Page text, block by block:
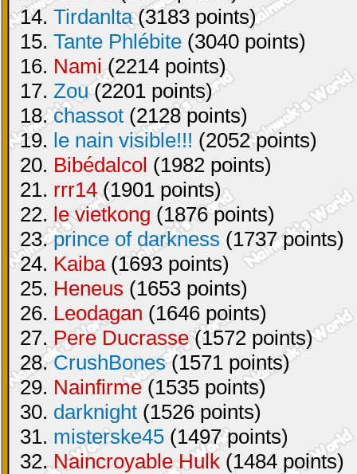
14. Tirdanlta(3183 points)
15. Tante Phlébite (3040 points)
16. Nami(2214 points)
17. Zou(2201 points)
18.chassot (2128 points)
19. le nain visible!!! (2052 points)
20. Bibédalcol (1982 points)
21. rrr14(1901 points)
22. le vietkong (1876 points)
23.prince of darkness (1737 points)
24. Kaiba(1693 points)
25. Heneus (1653 points)
26. Leodagan (1646 points)
27. Pere Ducrasse(1572 points)
28.CrushBones(1571 points)
29. Nainfirme(1535 points)
30. darknight (1526 points)
31. misterske45 (1497 points)
32.Naincroyable Hulk (1484 points)